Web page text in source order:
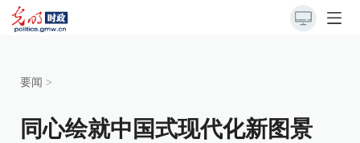
要闻 >
同心绘就中国式现代化新图景